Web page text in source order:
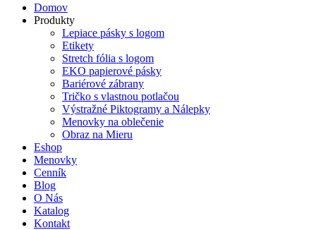
Domov
Produkty
Lepiace pásky s logom
Etikety
Stretch fólia s logom
EKO papierové pásky
Bariérové zábrany
Tričko s vlastnou potlačou
Výstražné Piktogramy a Nálepky
Menovky na oblečenie
Obraz na Mieru
Eshop
Menovky
Cenník
Blog
O Nás
Katalog
Kontakt